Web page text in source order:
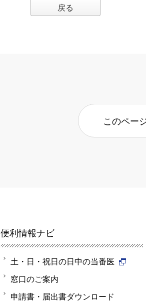
戻る
このペー
便利情報ナビ
土・日・祝日の日中の当番医
窓口のご案内
申請書・届出書ダウンロード